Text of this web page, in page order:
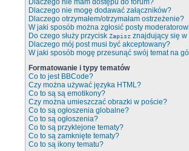
Dlaczego nie mam dostępu do forum?
Dlaczego nie mogę dodawać załączników?
Dlaczego otrzymałem/otrzymałam ostrzeżenie?
W jaki sposób można zgłosić posty
Do czego służy przycisk Zapisz znajdujący się
Dlaczego mój post musi być akceptowany?
W jaki sposób mogę przesunąć swój temat na
Formatowanie i typy tematów
Co to jest BBCode?
Czy można używać języka HTML?
Co to są są emotikony?
Czy można umieszczać obrazki w poście?
Co to są ogłoszenia globalne?
Co to są ogłoszenia?
Co to są przyklejone tematy?
Co to są zamknięte tematy?
Co to są ikony tematu?